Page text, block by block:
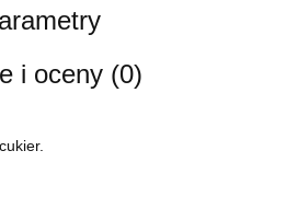
i oceny (0)